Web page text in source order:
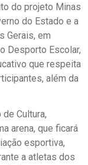
do projeto Minas
do Estado e a
Gerais, em
Desporto Escolar,
que respeita
além da
Cultura,
arena, que ficará
esportiva,
a atletas dos